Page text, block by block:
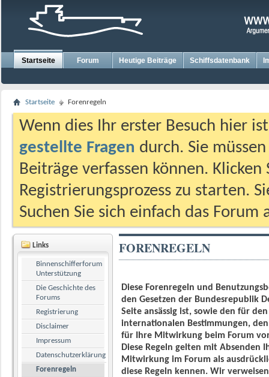
Startseite Forum Heutige Beiträge Schiffsdatenbank
Startseite Forenregeln
Wenn dies Ihr erster Besuch hier
gestellte Fragen durch. Sie
Beiträge verfassen können.
Registrierungsprozess zu starten.
Suchen Sie sich einfach das
Links
Binnenschifferforum
Unterstützung
Die Geschichte des
Forums
Registrierung
Disclaimer
Impressum
Datenschutzerklärung
Forenregeln
FORENREGELN
Diese Forenregeln und
den Gesetzen der Bundesrepublik
Seite ansässig ist, sowie den für
internationalen Bestimmungen,
für Ihre Mitwirkung beim Forum
Diese Regeln gelten mit
Mitwirkung im Forum als
diese Regeln kennen. Wir